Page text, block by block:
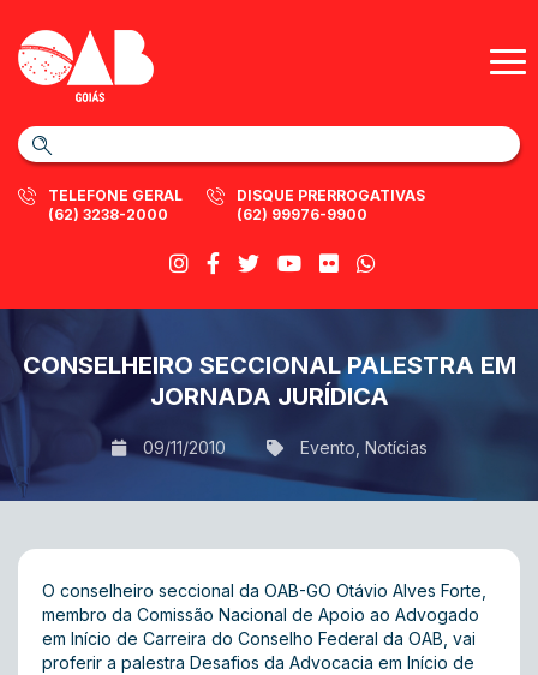
TELEFONE GERAL
(62) 3238-2000
DISQUE PRERROGATIVAS
(62) 99976-9900
CONSELHEIRO SECCIONAL PALESTRA EM
JORNADA JURÍDICA
09/11/2010 Evento Notícias
O conselheiro seccional da OAB-GO Otávio Alves Forte,
membro da Comissão Nacional de Apoio ao Advogado
em Início de Carreira do Conselho Federal da OAB, vai
proferir a palestra Desafios da Advocacia em Início de